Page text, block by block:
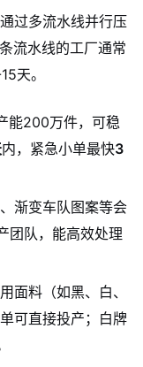
过多流水线并行压
流水线的工厂通常
天。
能200万件，可稳
内，紧急小单最快3
渐变车队图案等会
团队，能高效处理
面料（如黑、白、
可直接投产；白牌